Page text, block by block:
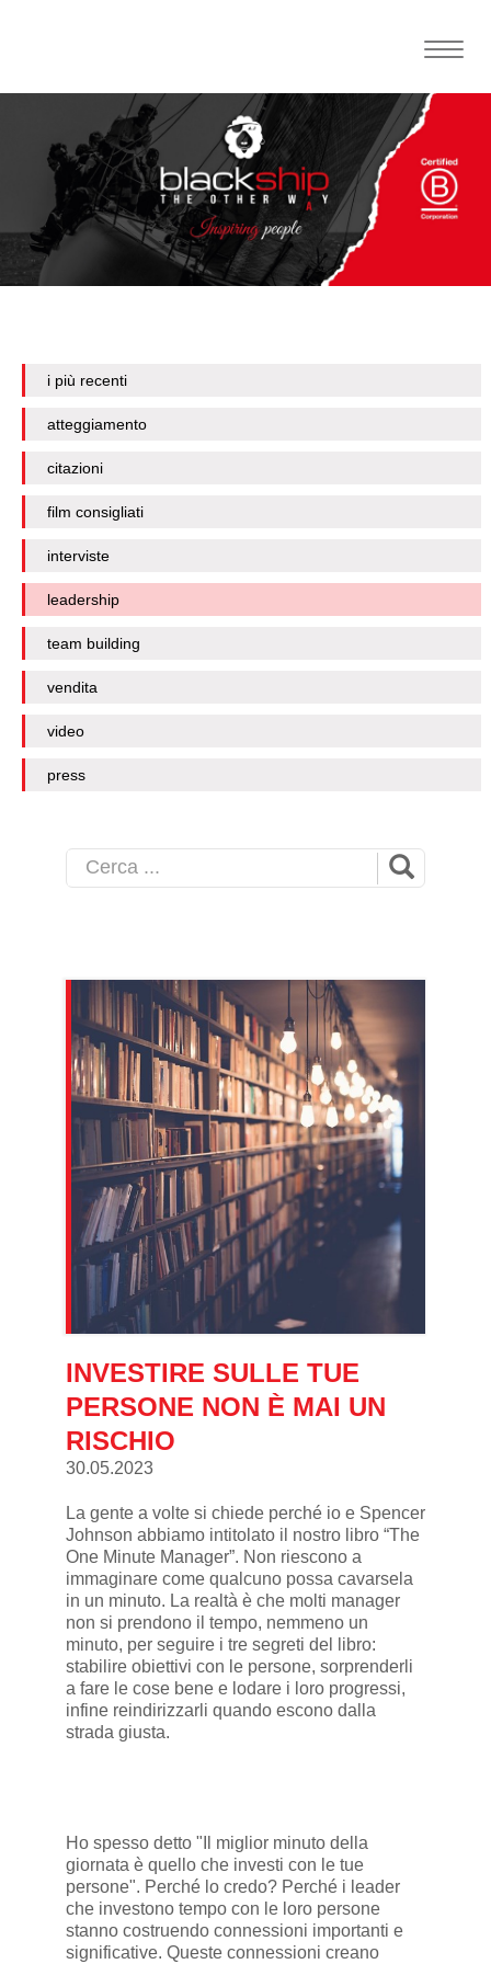
Toggle
i più recenti
atteggiamento
citazioni
film consigliati
interviste
leadership
team building
vendita
video
press
INVESTIRE SULLE TUE
PERSONE NON È MAI UN
RISCHIO
30.05.2023
La gente a volte si chiede perché io e Spencer
Johnson abbiamo intitolato il nostro libro “The
One Minute Manager”. Non riescono a
immaginare come qualcuno possa cavarsela
in un minuto. La realtà è che molti manager
non si prendono il tempo, nemmeno un
minuto, per seguire i tre segreti del libro:
stabilire obiettivi con le persone, sorprenderli
a fare le cose bene e lodare i loro progressi,
infine reindirizzarli quando escono dalla
strada giusta.
Ho spesso detto "Il miglior minuto della
giornata è quello che investi con le tue
persone". Perché lo credo? Perché i leader
che investono tempo con le loro persone
stanno costruendo connessioni importanti e
significative. Queste connessioni creano